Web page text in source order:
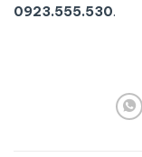
0923.555.530.